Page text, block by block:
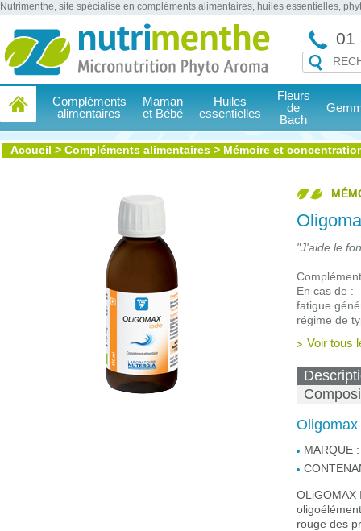
Nutrimenthe, site spécialisé en compléments alimentaires, huiles essentielles,
01
Compléments
alimentaires
Maman
et Bébé
Huiles
essentielles
Fleurs
de
Bach
Accueil > Compléments alimentaires > Mémoire et
"J'aide le
En cas de :
fatigue
régime de
Voir tous
MARQUE :
OLiGOMAX
rouge des